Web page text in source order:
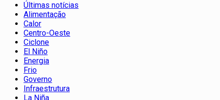
Últimas notícias
Alimentação
Calor
Centro-Oeste
Ciclone
El Niño
Energia
Frio
Governo
Infraestrutura
La Niña